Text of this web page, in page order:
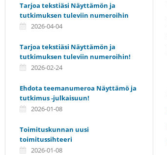
Tarjoa tekstiäsi Näyttämön ja
tutkimuksen tuleviin numeroihin
2026-04-04
Tarjoa tekstiäsi Näyttämön ja
tutkimuksen tuleviin numeroihin!
2026-02-24
Ehdota teemanumeroa Näyttämö ja
tutkimus -julkaisuun!
2026-01-08
Toimituskunnan uusi
toimitussihteeri
2026-01-08